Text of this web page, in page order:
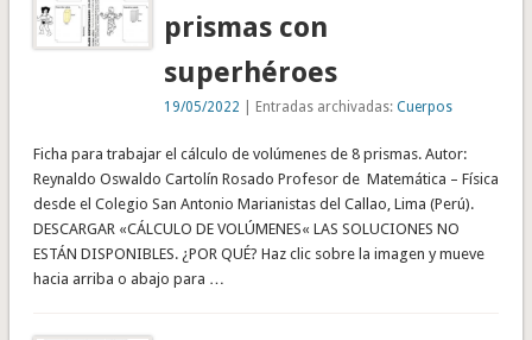
prismas con
superhéroes
19/05/2022 | Entradas archivadas:Cuerpos
Ficha para trabajar el cálculo de volúmenes de 8 prismas. Autor:
Reynaldo Oswaldo Cartolín Rosado Profesor de Matemática – Física
desde el Colegio San Antonio Marianistas del Callao, Lima (Perú).
DESCARGAR «CÁLCULO DE VOLÚMENES« LAS SOLUCIONES NO
ESTÁN DISPONIBLES. ¿POR QUÉ? Haz clic sobre la imagen y mueve
hacia arriba o abajo para …